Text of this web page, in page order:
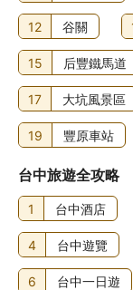
自助早餐費用
住宿可能尚有
金額亦可能會
食物及飲品
你可到餐廳飽
時段)，安坐房
費用另計。
12 谷關
15 后豐鐵馬道
17 大坑風景區
19 豐原車站
台中旅遊全攻略
1 台中酒店
4 台中遊覽
6 台中一日遊